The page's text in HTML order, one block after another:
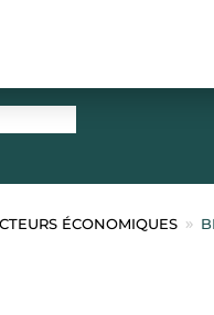
ÉCONOMIQUES 9